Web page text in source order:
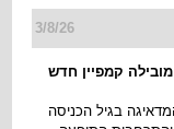
3/8/26
מובילה קמפיין חדש
בגיל הכניסה